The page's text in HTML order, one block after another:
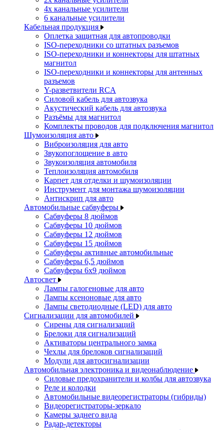
4х канальные усилители
6 канальные усилители
Кабельная продукция
Оплетка защитная для автопроводки
ISO-переходники со штатных разъемов
ISO-переходники и коннекторы для штатных
магнитол
ISO-переходники и коннекторы для антенных
разъемов
Y-разветвители RCA
Силовой кабель для автозвука
Акустический кабель для автозвука
Разъёмы для магнитол
Комплекты проводов для подключения магнитол
Шумоизоляция авто
Виброизоляция для авто
Звукопоглощение в авто
Звукоизоляция автомобиля
Теплоизоляция автомобиля
Карпет для отделки и шумоизоляции
Инструмент для монтажа шумоизоляции
Антискрип для авто
Автомобильные сабвуферы
Сабвуферы 8 дюймов
Сабвуферы 10 дюймов
Сабвуферы 12 дюймов
Сабвуферы 15 дюймов
Сабвуферы активные автомобильные
Сабвуферы 6,5 дюймов
Сабвуферы 6x9 дюймов
Автосвет
Лампы галогеновые для авто
Лампы ксеноновые для авто
Лампы светодиодные (LED) для авто
Сигнализации для автомобилей
Сирены для сигнализаций
Брелоки для сигнализаций
Активаторы центрального замка
Чехлы для брелоков сигнализаций
Модули для автосигнализации
Автомобильная электроника и видеонаблюдение
Силовые предохранители и колбы для автозвука
Реле и колодки
Автомобильные видеорегистраторы (гибриды)
Видеорегистраторы-зеркало
Камеры заднего вида
Радар-детекторы